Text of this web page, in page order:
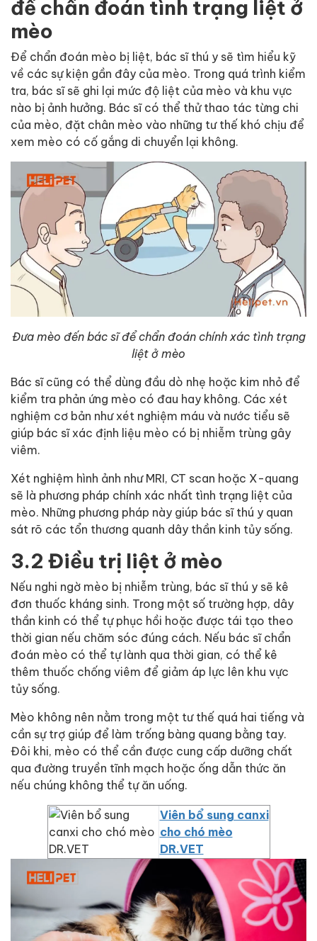
để chẩn đoán tình trạng liệt ở
mèo
Để chẩn đoán mèo bị liệt, bác sĩ thú y sẽ tìm hiểu kỹ
về các sự kiện gần đây của mèo. Trong quá trình kiểm
tra, bác sĩ sẽ ghi lại mức độ liệt của mèo và khu vực
nào bị ảnh hưởng. Bác sĩ có thể thử thao tác từng chi
của mèo, đặt chân mèo vào những tư thế khó chịu để
xem mèo có cố gắng di chuyển lại không.
Đưa mèo đến bác sĩ để chẩn đoán chính xác tình trạng
liệt ở mèo
Bác sĩ cũng có thể dùng đầu dò nhẹ hoặc kim nhỏ để
kiểm tra phản ứng mèo có đau hay không. Các xét
nghiệm cơ bản như xét nghiệm máu và nước tiểu sẽ
giúp bác sĩ xác định liệu mèo có bị nhiễm trùng gây
viêm.
Xét nghiệm hình ảnh như MRI, CT scan hoặc X-quang
sẽ là phương pháp chính xác nhất tình trạng liệt của
mèo. Những phương pháp này giúp bác sĩ thú y quan
sát rõ các tổn thương quanh dây thần kinh tủy sống.
3.2 Điều trị liệt ở mèo
Nếu nghi ngờ mèo bị nhiễm trùng, bác sĩ thú y sẽ kê
đơn thuốc kháng sinh. Trong một số trường hợp, dây
thần kinh có thể tự phục hồi hoặc được tái tạo theo
thời gian nếu chăm sóc đúng cách. Nếu bác sĩ chẩn
đoán mèo có thể tự lành qua thời gian, có thể kê
thêm thuốc chống viêm để giảm áp lực lên khu vực
tủy sống.
Mèo không nên nằm trong một tư thế quá hai tiếng và
cần sự trợ giúp để làm trống bàng quang bằng tay.
Đôi khi, mèo có thể cần được cung cấp dưỡng chất
qua đường truyền tĩnh mạch hoặc ống dẫn thức ăn
nếu chúng không thể tự ăn uống.
Viên bổ sung canxi
cho chó mèo
DR.VET